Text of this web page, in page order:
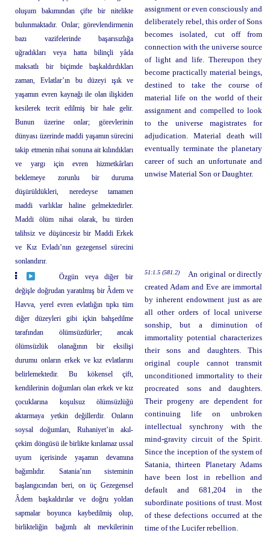
oluşum bakımından çifte bir nitelikte
bulunmaktadır. Onlar; görevlendirmenin
bazı vazifelerinde başarısızlığa
uğradıkları veya hatta bilinçli yâda
maksatlı bir biçimde başkaldırdıkları
zaman, Evlatlar’ın bu düzeyi ışık ve
yaşamın evren kaynağı ile olan ilişkiden
kesilerek tecrit edilmiş bir hale gelir.
Bunun üzerine onlar; görevlerinin
dünyası üzerinde maddi yaşamın sürecini
takip etmenin nihai sonuna ait kılındıkları
ve yargı için evren hizmetkârları
beklemeye zorunlu bir duruma
düşürüldükleri, neredeyse tamamen
maddi varlıklar haline gelmektedirler.
Maddi ölüm nihai olarak, bu türden
talihsiz ve düşüncesiz bir Maddi Erkek
ve Kız Evladı’nın gezegensel sürecini
sonlandırır.
assignment or even consciously and
deliberately rebel, this order of Sons
becomes isolated, cut off from
connection with the universe source
of light and life. Thereupon they
become practically material beings,
destined to take the course of
material life on the world of their
assignment and compelled to look
to the universe magistrates for
adjudication. Material death will
eventually terminate the planetary
career of such an unfortunate and
unwise Material Son or Daughter.
Özgün veya diğer bir
değişle doğrudan yaratılmış bir Âdem ve
Havva, yerel evren evlatlığın tıpkı tüm
diğer düzeyleri gibi içkin bahşedilme
tarafından ölümsüzdürler; ancak
ölümsüzlük olanağının bir eksilişi
durumu onların erkek ve kız evlatlarını
belirlemektedir. Bu kökensel çift,
kendilerinin doğumları olan erkek ve kız
çocuklarına koşulsuz ölümsüzlüğü
aktarmaya yetkin değillerdir. Onların
soysal doğumları, Ruhaniyet’in akıl-
çekim döngüsü ile birlikte kırılamaz ussal
uyum içerisinde yaşamın devamına
bağımlıdır. Satania’nın sisteminin
başlangıcından beri, on üç Gezegensel
Âdem başkaldırılar ve doğru yoldan
sapmalar boyunca kaybedilmiş olup,
birlikteliğin bağımlı alt mevkilerinin
51:1.5 (581.2)
An original or directly
created Adam and Eve are immortal
by inherent endowment just as are
all other orders of local universe
sonship, but a diminution of
immortality potential characterizes
their sons and daughters. This
original couple cannot transmit
unconditioned immortality to their
procreated sons and daughters.
Their progeny are dependent for
continuing life on unbroken
intellectual synchrony with the
mind-gravity circuit of the Spirit.
Since the inception of the system of
Satania, thirteen Planetary Adams
have been lost in rebellion and
default and 681,204 in the
subordinate positions of trust. Most
of these defections occurred at the
time of the Lucifer rebellion.